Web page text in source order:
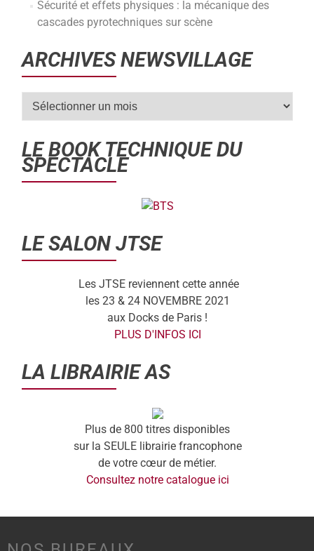
Sécurité et effets physiques : la mécanique des
cascades pyrotechniques sur scène
ARCHIVES NEWSVILLAGE
LE BOOK TECHNIQUE DU
SPECTACLE
LE SALON JTSE
Les JTSE reviennent cette année
les 23 & 24 NOVEMBRE 2021
aux Docks de Paris !
PLUS D'INFOS ICI
LA LIBRAIRIE AS
Plus de 800 titres disponibles
sur la SEULE librairie francophone
de votre cœur de métier.
Consultez notre catalogue ici